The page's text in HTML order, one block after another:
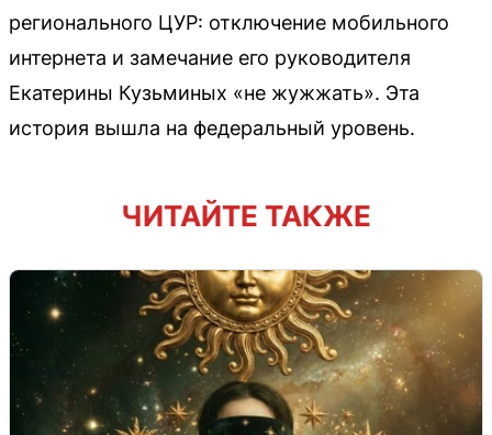
регионального ЦУР: отключение мобильного
интернета и замечание его руководителя
Екатерины Кузьминых «не жужжать». Эта
история вышла на федеральный уровень.
ЧИТАЙТЕ ТАКЖЕ